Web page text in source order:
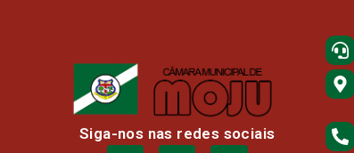
Siga-nos nas redes sociais